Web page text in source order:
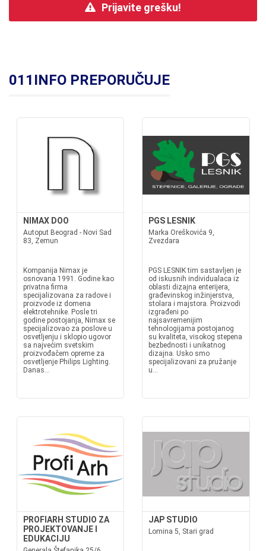
Prijavite grešku!
011INFO PREPORUČUJE
NIMAX DOO
Autoput Beograd - Novi Sad
83, Zemun
Kompanija Nimax je
osnovana 1991. Godine kao
privatna firma
specijalizovana za radove i
proizvode iz domena
elektrotehnike. Posle tri
godine postojanja, Nimax se
specijalizovao za poslove u
osvetljenju i sklopio ugovor
sa najvećim svetskim
proizvođačem opreme za
osvetljenje Philips Lighting.
Danas...
PGS LESNIK
Marka Oreškovića 9,
Zvezdara
PGS LESNIK tim sastavljen je
od iskusnih individualaca iz
oblasti dizajna enterijera,
građevinskog inžinjerstva,
stolara i majstora. Proizvodi
izgrađeni po
najsavremenijim
tehnologijama postojanog
su kvaliteta, visokog stepena
bezbednosti i unikatnog
dizajna. Usko smo
specijalizovani za pružanje
u...
PROFIARH STUDIO ZA
PROJEKTOVANJE I
EDUKACIJU
JAP STUDIO
Lomina 5, Stari grad